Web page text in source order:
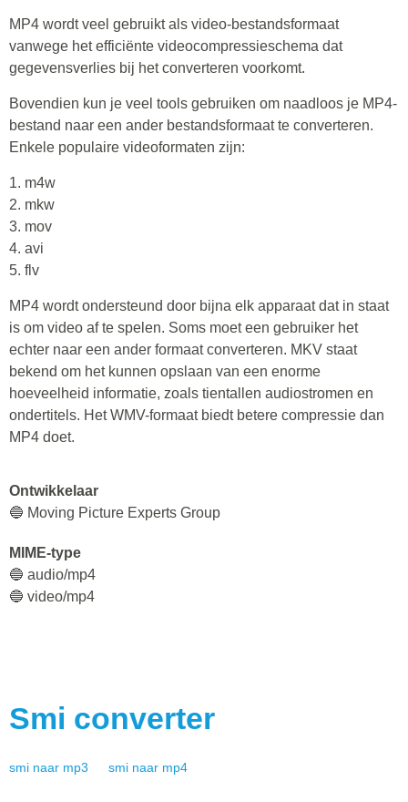
MP4 wordt veel gebruikt als video-bestandsformaat
vanwege het efficiënte videocompressieschema dat
gegevensverlies bij het converteren voorkomt.
Bovendien kun je veel tools gebruiken om naadloos je MP4-
bestand naar een ander bestandsformaat te converteren.
Enkele populaire videoformaten zijn:
1. m4w
2. mkw
3. mov
4. avi
5. flv
MP4 wordt ondersteund door bijna elk apparaat dat in staat
is om video af te spelen. Soms moet een gebruiker het
echter naar een ander formaat converteren. MKV staat
bekend om het kunnen opslaan van een enorme
hoeveelheid informatie, zoals tientallen audiostromen en
ondertitels. Het WMV-formaat biedt betere compressie dan
MP4 doet.
Ontwikkelaar
🔵 Moving Picture Experts Group
MIME-type
🔵 audio/mp4
🔵 video/mp4
Smi converter
smi naar mp3 smi naar mp4